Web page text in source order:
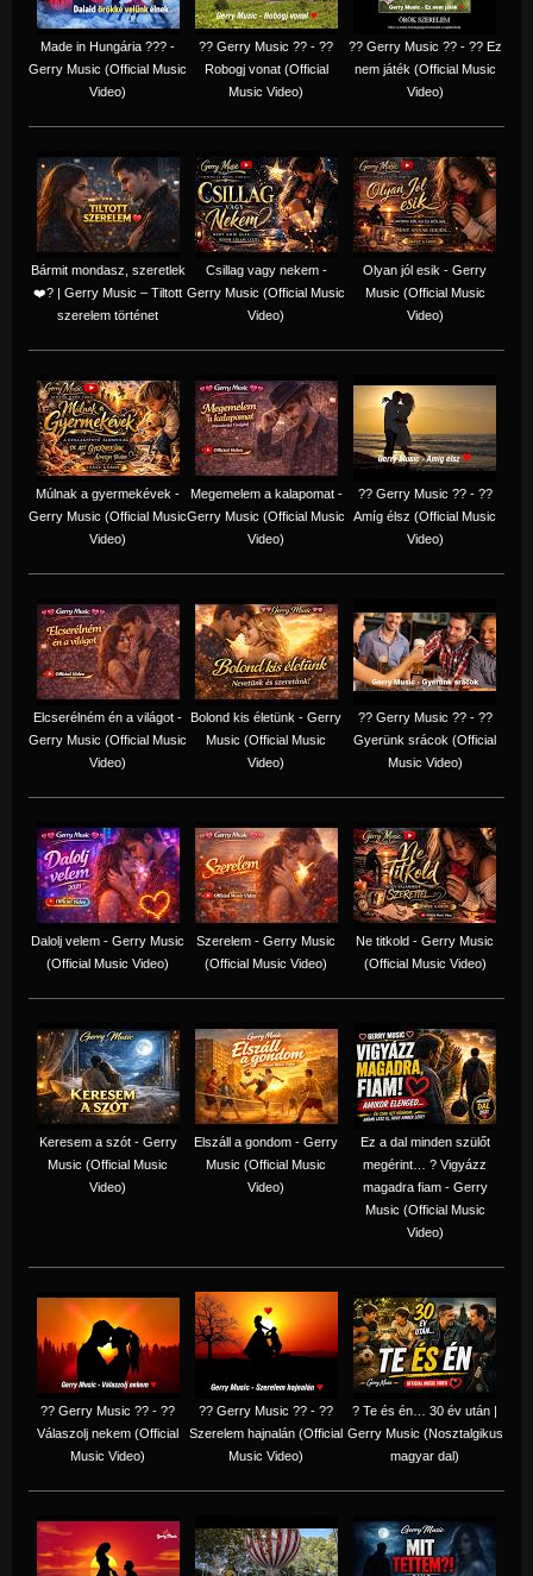
Made in Hungária ??? -
Gerry Music (Official Music
Video)
?? Gerry Music ?? - ??
Robogj vonat (Official
Music Video)
?? Gerry Music ?? - ?? Ez
nem játék (Official Music
Video)
Bármit mondasz, szeretlek
❤️‍? | Gerry Music – Tiltott
szerelem történet
Csillag vagy nekem -
Gerry Music (Official Music
Video)
Olyan jól esik - Gerry
Music (Official Music
Video)
Múlnak a gyermekévek -
Gerry Music (Official Music
Video)
Megemelem a kalapomat -
Gerry Music (Official Music
Video)
?? Gerry Music ?? - ??
Amíg élsz (Official Music
Video)
Elcserélném én a világot -
Gerry Music (Official Music
Video)
Bolond kis életünk - Gerry
Music (Official Music
Video)
?? Gerry Music ?? - ??
Gyerünk srácok (Official
Music Video)
Dalolj velem - Gerry Music
(Official Music Video)
Szerelem - Gerry Music
(Official Music Video)
Ne titkold - Gerry Music
(Official Music Video)
Keresem a szót - Gerry
Music (Official Music
Video)
Elszáll a gondom - Gerry
Music (Official Music
Video)
Ez a dal minden szülőt
megérint… ? Vigyázz
magadra fiam - Gerry
Music (Official Music
Video)
?? Gerry Music ?? - ??
Válaszolj nekem (Official
Music Video)
?? Gerry Music ?? - ??
Szerelem hajnalán (Official
Music Video)
? Te és én… 30 év után |
Gerry Music (Nosztalgikus
magyar dal)